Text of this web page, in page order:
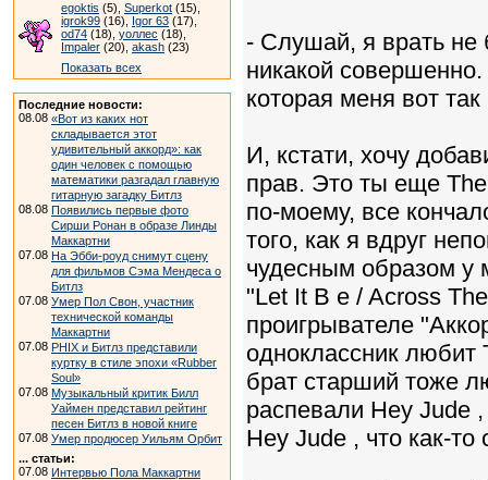
egoktis (5), Superkot (15),
igrok99 (16), Igor 63 (17),
od74 (18), уоллес (18),
Impaler (20), akash (23)
Показать всех
Последние новости:
08.08 «Вот из каких нот
складывается этот
удивительный аккорд»: как
один человек с помощью
математики разгадал главную
гитарную загадку Битлз
08.08 Появились первые фото
Сирши Ронан в образе Линды
Маккартни
07.08 На Эбби-роуд снимут сцену
для фильмов Сэма Мендеса о
Битлз
07.08 Умер Пол Свон, участник
технической команды
Маккартни
07.08 PHIX и Битлз представили
куртку в стиле эпохи «Rubber
Soul»
07.08 Музыкальный критик Билл
Уаймен представил рейтинг
песен Битлз в новой книге
07.08 Умер продюсер Уильям Орбит
... статьи:
07.08 Интервью Пола Маккартни
- Слушай, я врать не
никакой
которая меня вот
И, кстати, хочу
прав. Это ты еще
по-моему, все
того, как я вдруг
чудесным образом у
"Let It B e / Across
проигрывателе
одноклассник любит
брат старший тоже
распевали Hey Jude
Hey Jude , что как-то